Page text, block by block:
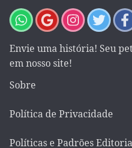
Envie uma história! Seu
em nosso site!
Sobre
Política de Privacidade
Políticas e Padrões